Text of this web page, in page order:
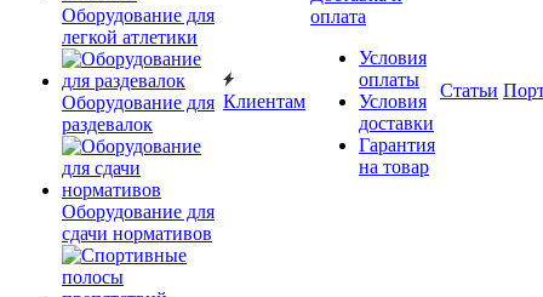
Оборудование для
легкой атлетики
Оборудование для
раздевалок
Оборудование для
сдачи нормативов
Клиентам
оплата
Условия
оплаты
Условия
доставки
Гарантия
на товар
Статьи